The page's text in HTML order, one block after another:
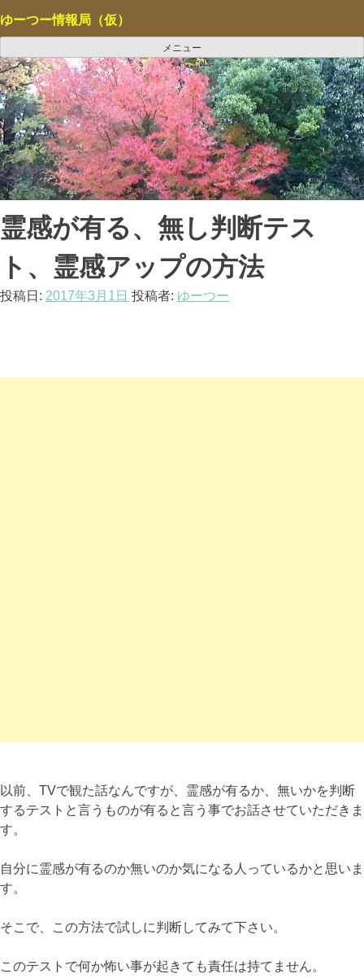
ン
ン
ツ
へ
ス
キ
ッ
プ
ゆーつー情報局（仮）
メニュー
霊感が有る、無し判断テス
ト、霊感アップの方法
投稿日: 2017年3月1日 投稿者: ゆーつー
以前、TVで観た話なんですが、霊感が有るか、無いかを判断
するテストと言うものが有ると言う事でお話させていただきま
す。
自分に霊感が有るのか無いのか気になる人っているかと思いま
す。
そこで、この方法で試しに判断してみて下さい。
このテストで何か怖い事が起きても責任は持てません。